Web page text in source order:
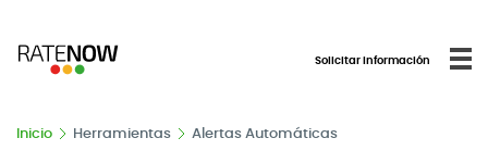
Solicitar información
Inicio Herramientas Alertas Automáticas